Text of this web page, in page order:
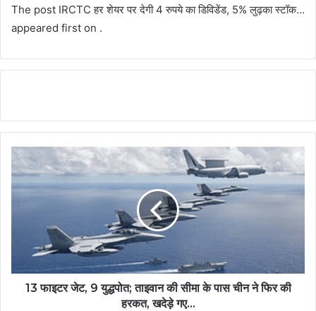
The post IRCTC हर शेयर पर देगी 4 रुपये का डिविडेंड, 5% लुढ़का स्टॉक…
appeared first on .
13 फाइटर जेट, 9 युद्धपोत; ताइवान की सीमा के पास चीन ने फिर की
हरकत, खदेड़े गए…